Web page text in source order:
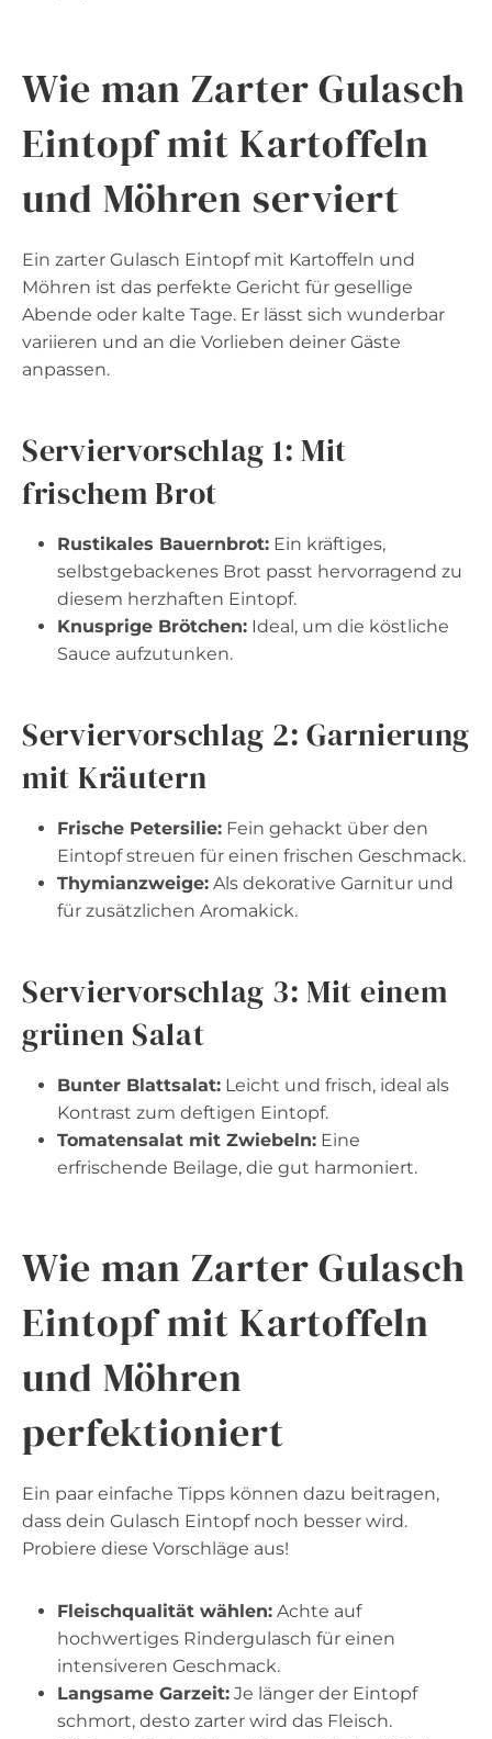
Wie man Zarter Gulasch
Eintopf mit Kartoffeln
und Möhren serviert
Ein zarter Gulasch Eintopf mit Kartoffeln und
Möhren ist das perfekte Gericht für gesellige
Abende oder kalte Tage. Er lässt sich wunderbar
variieren und an die Vorlieben deiner Gäste
anpassen.
Serviervorschlag 1: Mit
frischem Brot
Rustikales Bauernbrot: Ein kräftiges,
selbstgebackenes Brot passt hervorragend zu
diesem herzhaften Eintopf.
Knusprige Brötchen: Ideal, um die köstliche
Sauce aufzutunken.
Serviervorschlag 2: Garnierung
mit Kräutern
Frische Petersilie: Fein gehackt über den
Eintopf streuen für einen frischen Geschmack.
Thymianzweige: Als dekorative Garnitur und
für zusätzlichen Aromakick.
Serviervorschlag 3: Mit einem
grünen Salat
Bunter Blattsalat: Leicht und frisch, ideal als
Kontrast zum deftigen Eintopf.
Tomatensalat mit Zwiebeln: Eine
erfrischende Beilage, die gut harmoniert.
Wie man Zarter Gulasch
Eintopf mit Kartoffeln
und Möhren
perfektioniert
Ein paar einfache Tipps können dazu beitragen,
dass dein Gulasch Eintopf noch besser wird.
Probiere diese Vorschläge aus!
Fleischqualität wählen: Achte auf
hochwertiges Rindergulasch für einen
intensiveren Geschmack.
Langsame Garzeit: Je länger der Eintopf
schmort, desto zarter wird das Fleisch.